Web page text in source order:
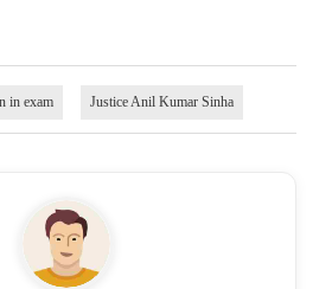
in exam Justice Anil Kumar Sinha